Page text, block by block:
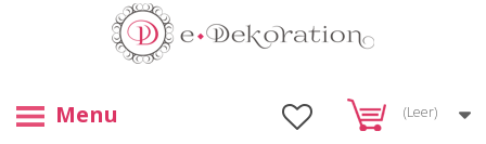
(Leer)
Menu